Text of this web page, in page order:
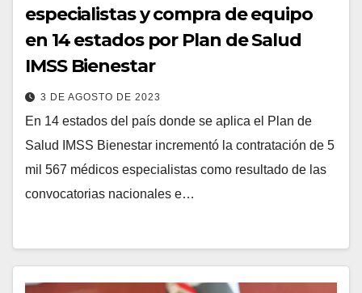
especialistas y compra de equipo
en 14 estados por Plan de Salud
IMSS Bienestar
3 DE AGOSTO DE 2023
En 14 estados del país donde se aplica el Plan de
Salud IMSS Bienestar incrementó la contratación de 5
mil 567 médicos especialistas como resultado de las
convocatorias nacionales e…